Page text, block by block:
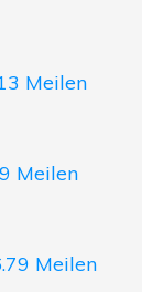
Meilen
Meilen
Meilen